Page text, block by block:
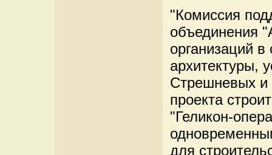
"Комиссия
объединения
организаций
архитектуры,
Стрешневых и
проекта
"Геликон-
для